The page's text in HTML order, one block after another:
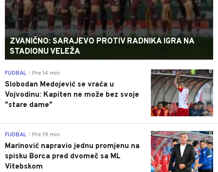
ZVANIČNO: SARAJEVO PROTIV RADNIKA IGRA NA
STADIONU VELEŽA
0
FUDBAL Pre 14 min
Slobodan Medojević se vraća u
Vojvodinu: Kapiten ne može bez svoje
"stare dame"
0
FUDBAL Pre 19 min
Marinović napravio jednu promjenu na
spisku Borca pred dvomeč sa ML
Vitebskom